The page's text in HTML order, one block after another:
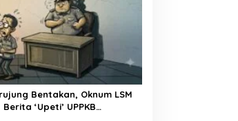
Bentakan, Oknum LSM
‘Upeti’ UPPKB